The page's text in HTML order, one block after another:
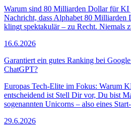
Warum sind 80 Milliarden Dollar für KI
Nachricht, dass Alphabet 80 Milliarden
klingt spektakulär – zu Recht. Niemals
16.6.2026
Garantiert ein gutes Ranking bei
ChatGPT?
Europas Tech-Elite im Fokus: Warum
entscheidend ist Stell Dir vor, Du bist
sogenannten Unicorns – also eines
29.6.2026